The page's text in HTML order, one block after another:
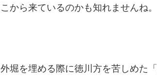
こから来ているのかも知れませんね。
外堀を埋める際に徳川方を苦しめた